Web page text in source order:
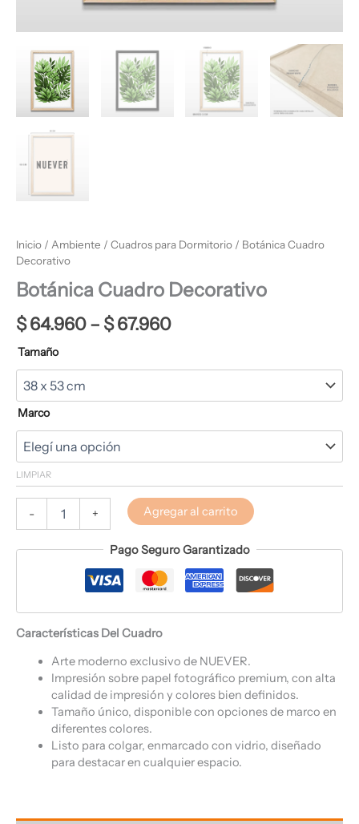
Inicio / Ambiente / Cuadros para Dormitorio / Botánica Cuadro
Decorativo
Botánica Cuadro Decorativo
$64.960– $67.960
Tamaño
Marco
LIMPIAR
- + Agregar al carrito
Pago Seguro Garantizado
Características Del Cuadro
Arte moderno exclusivo de NUEVER.
Impresión sobre papel fotográfico premium, con alta
calidad de impresión y colores bien definidos.
Tamaño único, disponible con opciones de marco en
diferentes colores.
Listo para colgar, enmarcado con vidrio, diseñado
para destacar en cualquier espacio.